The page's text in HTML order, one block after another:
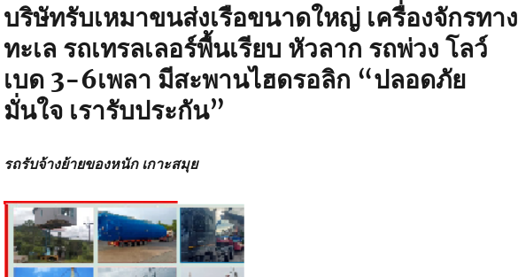
บริษัทรับเหมาขนส่งเรือขนาดใหญ่ เครื่องจักรทาง
ทะเล รถเทรลเลอร์พื้นเรียบ หัวลาก รถพ่วง โลว์
เบด 3-6เพลา มีสะพานไฮดรอลิก “ปลอดภัย
มั่นใจ เรารับประกัน”
รถรับจ้างย้ายของหนัก เกาะสมุย